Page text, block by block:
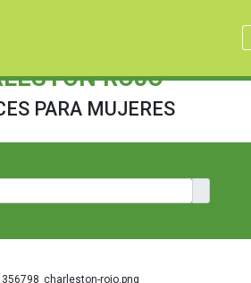
ROJO
PARA MUJERES